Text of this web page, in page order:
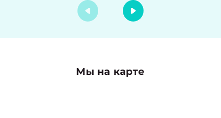
Мы на карте